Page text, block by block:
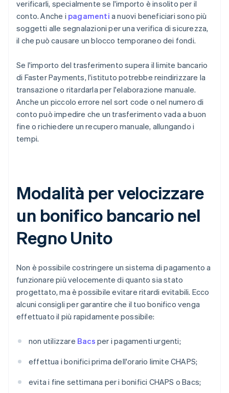
verificarli, specialmente se l'importo è insolito per il
conto. Anche i pagamenti a nuovi beneficiari sono più
soggetti alle segnalazioni per una verifica di sicurezza,
il che può causare un blocco temporaneo dei fondi.
Se l'importo del trasferimento supera il limite bancario
di Faster Payments, l'istituto potrebbe reindirizzare la
transazione o ritardarla per l'elaborazione manuale.
Anche un piccolo errore nel sort code o nel numero di
conto può impedire che un trasferimento vada a buon
fine o richiedere un recupero manuale, allungando i
tempi.
Modalità per velocizzare
un bonifico bancario nel
Regno Unito
Non è possibile costringere un sistema di pagamento a
funzionare più velocemente di quanto sia stato
progettato, ma è possibile evitare ritardi evitabili. Ecco
alcuni consigli per garantire che il tuo bonifico venga
effettuato il più rapidamente possibile:
non utilizzare Bacs per i pagamenti urgenti;
effettua i bonifici prima dell'orario limite CHAPS;
evita i fine settimana per i bonifici CHAPS o Bacs;